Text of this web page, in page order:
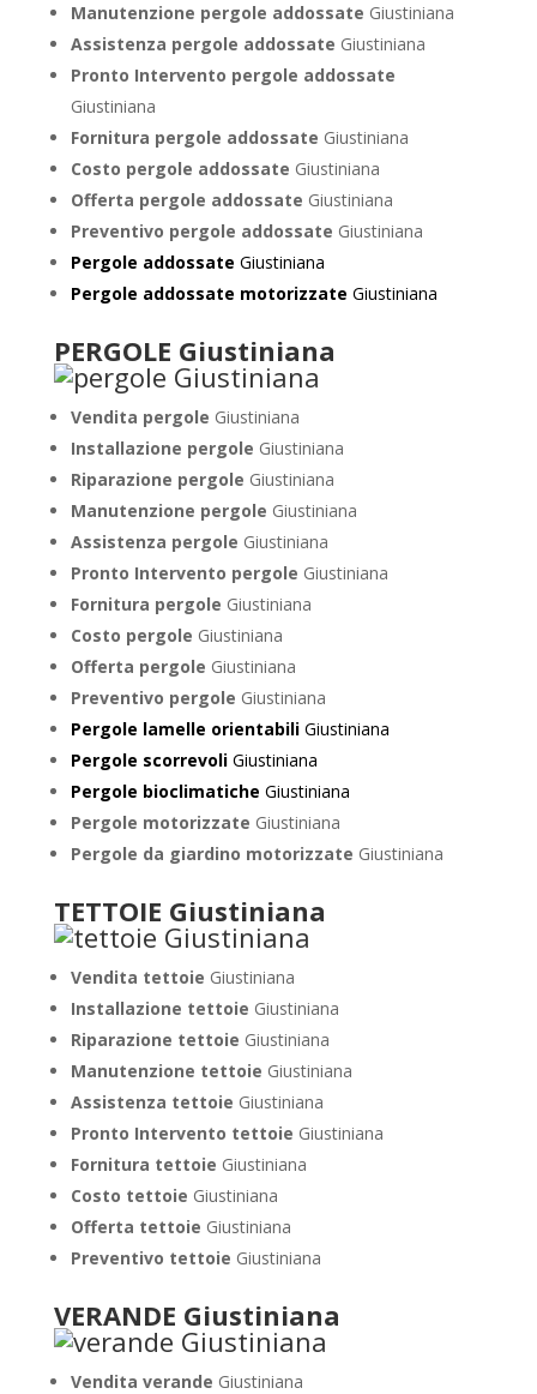
Manutenzione pergole addossate Giustiniana
Assistenza pergole addossate Giustiniana
Pronto Intervento pergole addossate
Giustiniana
Fornitura pergole addossate Giustiniana
Costo pergole addossate Giustiniana
Offerta pergole addossate Giustiniana
Preventivo pergole addossate Giustiniana
Pergole addossate Giustiniana
Pergole addossate motorizzate Giustiniana
PERGOLE Giustiniana
Vendita pergole Giustiniana
Installazione pergole Giustiniana
Riparazione pergole Giustiniana
Manutenzione pergole Giustiniana
Assistenza pergole Giustiniana
Pronto Intervento pergole Giustiniana
Fornitura pergole Giustiniana
Costo pergole Giustiniana
Offerta pergole Giustiniana
Preventivo pergole Giustiniana
Pergole lamelle orientabiliGiustiniana
Pergole scorrevoliGiustiniana
Pergole bioclimatiche Giustiniana
Pergole motorizzate Giustiniana
Pergole da giardino motorizzate Giustiniana
TETTOIE Giustiniana
Vendita tettoie Giustiniana
Installazione tettoie Giustiniana
Riparazione tettoie Giustiniana
Manutenzione tettoie Giustiniana
Assistenza tettoie Giustiniana
Pronto Intervento tettoie Giustiniana
Fornitura tettoie Giustiniana
Costo tettoie Giustiniana
Offerta tettoie Giustiniana
Preventivo tettoie Giustiniana
VERANDE Giustiniana
Vendita verande Giustiniana